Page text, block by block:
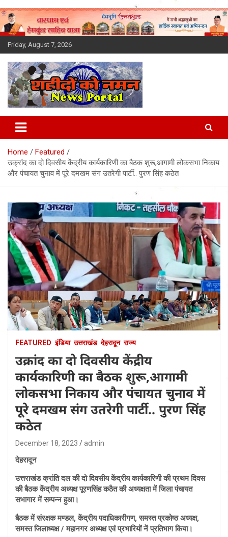
Skip
to
content
Friday, August 7, 2026
Latest News Today, Breaking
News, Uttarakhand News in
Hindi
Home
Featured
उक्रांद का दो दिवसीय केंद्रीय कार्यकारिणी का बैठक शुरू,आगामी लोकसभा निकाय
और पंचायत चुनाव में पूरे दमखम संग उतरेगी पार्टी.. पुरण सिंह कठेत
FEATURED इंडिया उत्तराखंड देहरादून राज्य
उक्रांद का दो दिवसीय केंद्रीय
कार्यकारिणी का बैठक शुरू,आगामी
लोकसभा निकाय और पंचायत चुनाव में
पूरे दमखम संग उतरेगी पार्टी.. पुरण सिंह
कठेत
December 18, 2023 admin
देहरादून
उत्तराखंड क्रांति दल की दो दिवसीय केंद्रीय कार्यकारिणी की प्रथम दिवस
की बैठक केंद्रीय अध्यक्ष पूरणसिंह कठैत की अध्यक्षता में जिला पंचायत
सभागार में सम्पन्न हुआ।
बैठक में संरक्षक मण्डल, केंद्रीय पदाधिकारीगण, समस्त प्रकोष्ठ अध्यक्ष,
समस्त जिलाध्यक्ष / महानगर अध्यक्ष एवं प्रभारियों नें प्रतिभाग किया।